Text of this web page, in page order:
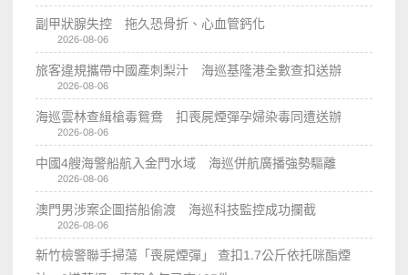
副甲狀腺失控 拖久恐骨折、心血管鈣化
2026-08-06
旅客違規攜帶中國產刺梨汁 海巡基隆港全數查扣送辦
2026-08-06
海巡雲林查緝槍毒鴛鴦 扣喪屍煙彈孕婦染毒同遭送辦
2026-08-06
中國4艘海警船航入金門水域 海巡併航廣播強勢驅離
2026-08-06
澳門男涉案企圖搭船偷渡 海巡科技監控成功攔截
2026-08-06
新竹檢警聯手掃蕩「喪屍煙彈」 查扣1.7公斤依托咪酯煙